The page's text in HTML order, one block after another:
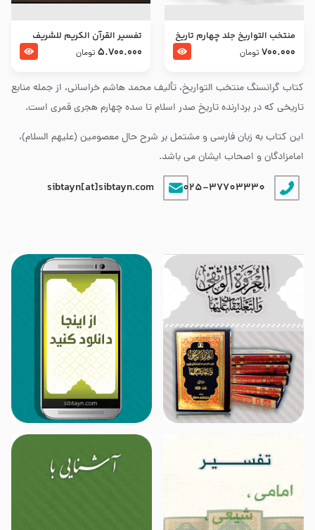
کتاب گرانسنگ منتخب التواريخ، تألیف محمد هاشم خراسانی، از جمله منابع
تاریخی که در بردارنده تاریخ صدر اسلام تا سده چهارم هجری قمری است.
این کتاب به زبان فارسی و مشتمل بر شرح حال معصومین (علیهم السلام)،
امامزادگان و اصحاب ایشان می باشد.
025-37703330
sibtayn[at]sibtayn.com
منتخب التواریخ جلد چهارم تاریخ
امام زین العابدین و امام محمد
700.000 تومان
تفسير القرآن الكريم للشريف
المرتضي قدس سرّه
5.700.000 تومان